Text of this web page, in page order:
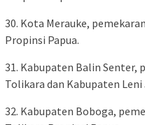
30. Kota Merauke,
Propinsi Papua.
31. Kabupaten Balin Senter,
Tolikara dan Kabupaten Leni
32. Kabupaten Boboga,